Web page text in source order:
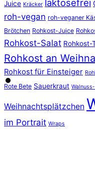
Juice Kräcker laktosefrei
roh-vegan roh-veganer
Brötchen Rohkost-Juice
Rohkost-Salat Rohkost-
Rohkost an
Rohkost für Einsteiger
Rote Bete Sauerkraut
Weihnachtsplätzchen
im Portrait Wraps